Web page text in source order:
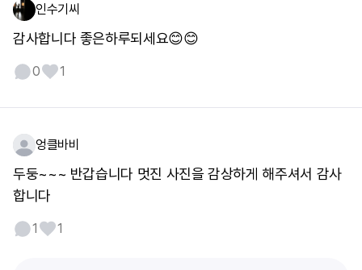
인수기씨
감사합니다 좋은하루되세요😊😊
0 1
엉클바비
두둥~~~ 반갑습니다 멋진 사진을 감상하게 해주셔서 감사
합니다
1 1